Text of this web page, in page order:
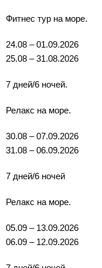
Фитнес тур на море.
24.08 – 01.09.2026
25.08 – 31.08.2026
7 дней/6 ночей.
Релакс на море.
30.08 – 07.09.2026
31.08 – 06.09.2026
7 дней/6 ночей
Релакс на море.
05.09 – 13.09.2026
06.09 – 12.09.2026